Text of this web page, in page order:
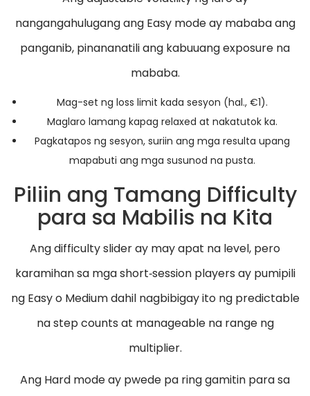
nangangahulugang ang Easy mode ay mababa ang
panganib, pinananatili ang kabuuang exposure na
mababa.
Mag-set ng loss limit kada sesyon (hal., €1).
Maglaro lamang kapag relaxed at nakatutok ka.
Pagkatapos ng sesyon, suriin ang mga resulta upang
mapabuti ang mga susunod na pusta.
Piliin ang Tamang Difficulty
para sa Mabilis na Kita
Ang difficulty slider ay may apat na level, pero
karamihan sa mga short‑session players ay pumipili
ng Easy o Medium dahil nagbibigay ito ng predictable
na step counts at manageable na range ng
multiplier.
Ang Hard mode ay pwede pa ring gamitin para sa